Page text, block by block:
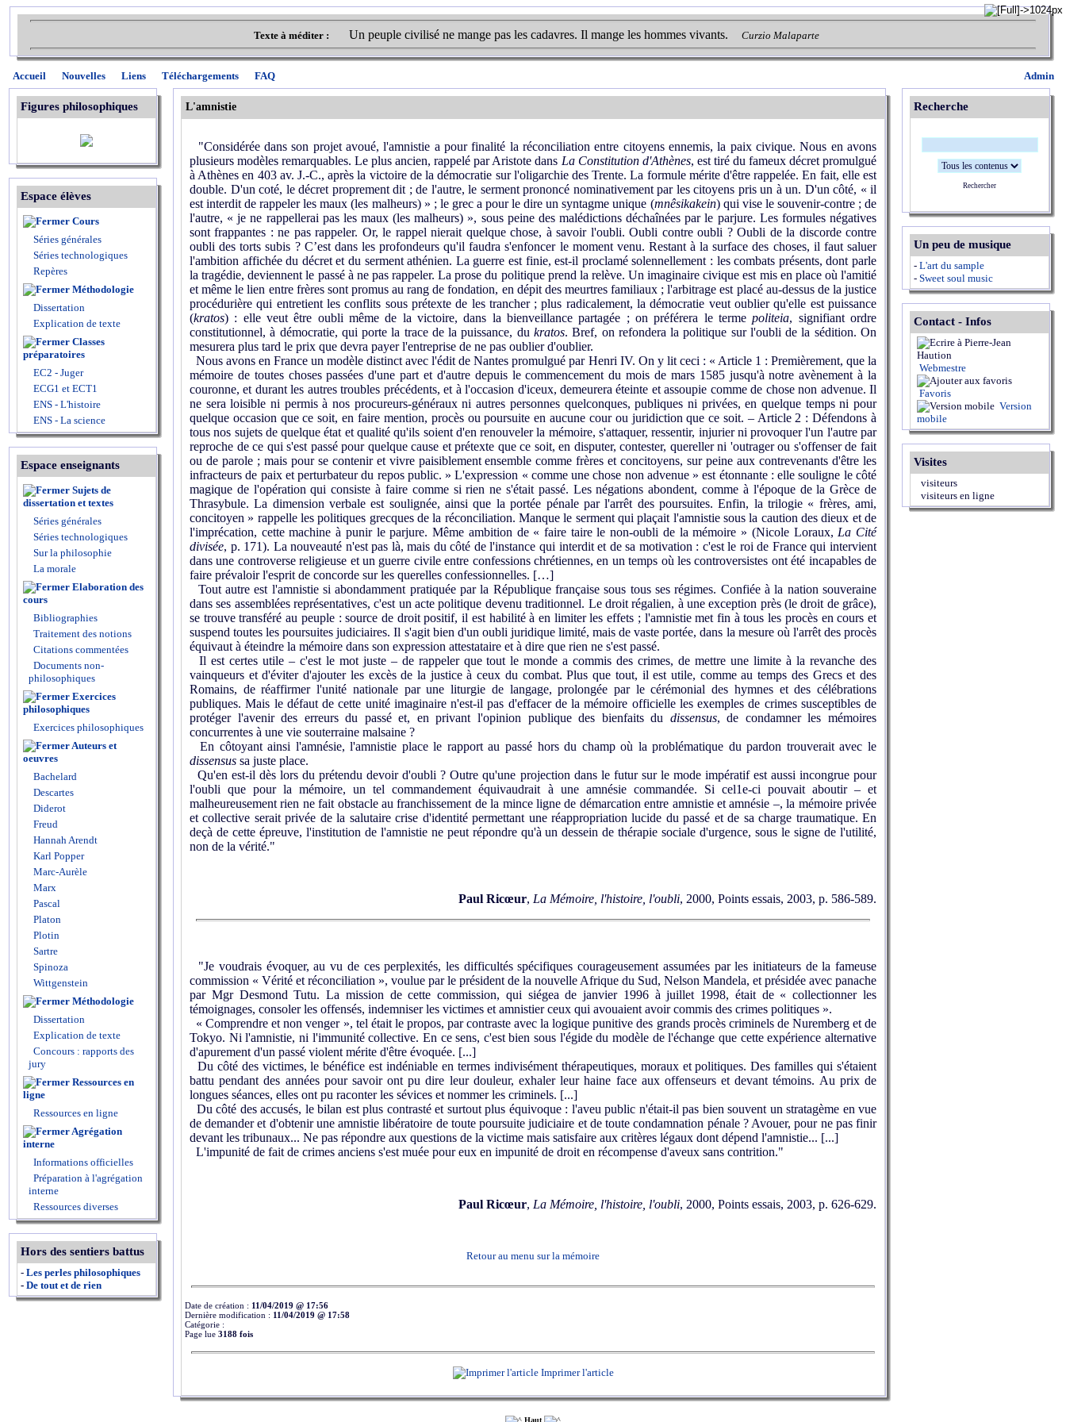
Texte à méditer : Un peuple civilisé ne mange pas les cadavres. Il mange les hommes vivants. Curzio Malaparte
Admin
Accueil Nouvelles Liens Téléchargements FAQ
Figures philosophiques
Espace élèves
Cours
Séries générales
Séries technologiques
Repères
Méthodologie
Dissertation
Explication de texte
Classes
préparatoires
EC2 - Juger
ECG1 et ECT1
ENS - L'histoire
ENS - La science
Espace enseignants
Sujets de
dissertation et textes
Séries générales
Séries technologiques
Sur la philosophie
La morale
Elaboration des
cours
Bibliographies
Traitement des notions
Citations commentées
Documents non-
philosophiques
Exercices
philosophiques
Exercices philosophiques
Auteurs et
oeuvres
Bachelard
Descartes
Diderot
Freud
Hannah Arendt
Karl Popper
Marc-Aurèle
Marx
Pascal
Platon
Plotin
Sartre
Spinoza
Wittgenstein
Méthodologie
Dissertation
Explication de texte
Concours : rapports des
jury
Ressources en
ligne
Ressources en ligne
Agrégation
interne
Informations officielles
Préparation à l'agrégation
interne
Ressources diverses
Hors des sentiers battus
- Les perles philosophiques
- De tout et de rien
L'amnistie
"Considérée dans son projet avoué, l'amnistie a pour finalité la réconciliation entre citoyens ennemis, la paix civique. Nous en avons
plusieurs modèles remarquables. Le plus ancien, rappelé par Aristote dans La Constitution d'Athènes, est tiré du fameux décret promulgué
à Athènes en 403 av. J.-C., après la victoire de la démocratie sur l'oligarchie des Trente. La formule mérite d'être rappelée. En fait, elle est
double. D'un coté, le décret proprement dit ; de l'autre, le serment prononcé nominativement par les citoyens pris un à un. D'un côté, « il
est interdit de rappeler les maux (les malheurs) » ; le grec a pour le dire un syntagme unique (mnêsikakein) qui vise le souvenir-contre ; de
l'autre, « je ne rappellerai pas les maux (les malheurs) », sous peine des malédictions déchaînées par le parjure. Les formules négatives
sont frappantes : ne pas rappeler. Or, le rappel nierait quelque chose, à savoir l'oubli. Oubli contre oubli ? Oubli de la discorde contre
oubli des torts subis ? C’est dans les profondeurs qu'il faudra s'enfoncer le moment venu. Restant à la surface des choses, il faut saluer
l'ambition affichée du décret et du serment athénien. La guerre est finie, est-il proclamé solennellement : les combats présents, dont parle
la tragédie, deviennent le passé à ne pas rappeler. La prose du politique prend la relève. Un imaginaire civique est mis en place où l'amitié
et même le lien entre frères sont promus au rang de fondation, en dépit des meurtres familiaux ; l'arbitrage est placé au-dessus de la justice
procédurière qui entretient les conflits sous prétexte de les trancher ; plus radicalement, la démocratie veut oublier qu'elle est puissance
(kratos) : elle veut être oubli même de la victoire, dans la bienveillance partagée ; on préférera le termepoliteia, signifiant ordre
constitutionnel, à démocratie, qui porte la trace de la puissance, du kratos. Bref, on refondera la politique sur l'oubli de la sédition. On
mesurera plus tard le prix que devra payer l'entreprise de ne pas oublier d'oublier.
Nous avons en France un modèle distinct avec l'édit de Nantes promulgué par Henri IV. On y lit ceci : « Article 1 : Premièrement, que la
mémoire de toutes choses passées d'une part et d'autre depuis le commencement du mois de mars 1585 jusqu'à notre avènement à la
couronne, et durant les autres troubles précédents, et à l'occasion d'iceux, demeurera éteinte et assoupie comme de chose non advenue. Il
ne sera loisible ni permis à nos procureurs-généraux ni autres personnes quelconques, publiques ni privées, en quelque temps ni pour
quelque occasion que ce soit, en faire mention, procès ou poursuite en aucune cour ou juridiction que ce soit. – Article 2 : Défendons à
tous nos sujets de quelque état et qualité qu'ils soient d'en renouveler la mémoire, s'attaquer, ressentir, injurier ni provoquer l'un l'autre par
reproche de ce qui s'est passé pour quelque cause et prétexte que ce soit, en disputer, contester, quereller ni 'outrager ou s'offenser de fait
ou de parole ; mais pour se contenir et vivre paisiblement ensemble comme frères et concitoyens, sur peine aux contrevenants d'être les
infracteurs de paix et perturbateur du repos public. » L'expression « comme une chose non advenue » est étonnante : elle souligne le côté
magique de l'opération qui consiste à faire comme si rien ne s'était passé. Les négations abondent, comme à l'époque de la Grèce de
Thrasybule. La dimension verbale est soulignée, ainsi que la portée pénale par l'arrêt des poursuites. Enfin, la trilogie « frères, ami,
concitoyen » rappelle les politiques grecques de la réconciliation. Manque le serment qui plaçait l'amnistie sous la caution des dieux et de
l'imprécation, cette machine à punir le parjure. Même ambition de « faire taire le non-oubli de la mémoire » (Nicole Loraux, La Cité
divisée, p. 171). La nouveauté n'est pas là, mais du côté de l'instance qui interdit et de sa motivation : c'est le roi de France qui intervient
dans une controverse religieuse et un guerre civile entre confessions chrétiennes, en un temps où les controversistes ont été incapables de
faire prévaloir l'esprit de concorde sur les querelles confessionnelles. […]
Tout autre est l'amnistie si abondamment pratiquée par la République française sous tous ses régimes. Confiée à la nation souveraine
dans ses assemblées représentatives, c'est un acte politique devenu traditionnel. Le droit régalien, à une exception près (le droit de grâce),
se trouve transféré au peuple : source de droit positif, il est habilité à en limiter les effets ; l'amnistie met fin à tous les procès en cours et
suspend toutes les poursuites judiciaires. Il s'agit bien d'un oubli juridique limité, mais de vaste portée, dans la mesure où l'arrêt des procès
équivaut à éteindre la mémoire dans son expression attestataire et à dire que rien ne s'est passé.
Il est certes utile – c'est le mot juste – de rappeler que tout le monde a commis des crimes, de mettre une limite à la revanche des
vainqueurs et d'éviter d'ajouter les excès de la justice à ceux du combat. Plus que tout, il est utile, comme au temps des Grecs et des
Romains, de réaffirmer l'unité nationale par une liturgie de langage, prolongée par le cérémonial des hymnes et des célébrations
publiques. Mais le défaut de cette unité imaginaire n'est-il pas d'effacer de la mémoire officielle les exemples de crimes susceptibles de
protéger l'avenir des erreurs du passé et, en privant l'opinion publique des bienfaits du dissensus, de condamner les mémoires
concurrentes à une vie souterraine malsaine ?
En côtoyant ainsi l'amnésie, l'amnistie place le rapport au passé hors du champ où la problématique du pardon trouverait avec le
dissensus sa juste place.
Qu'en est-il dès lors du prétendu devoir d'oubli ? Outre qu'une projection dans le futur sur le mode impératif est aussi incongrue pour
l'oubli que pour la mémoire, un tel commandement équivaudrait à une amnésie commandée. Si cel1e-ci pouvait aboutir – et
malheureusement rien ne fait obstacle au franchissement de la mince ligne de démarcation entre amnistie et amnésie –, la mémoire privée
et collective serait privée de la salutaire crise d'identité permettant une réappropriation lucide du passé et de sa charge traumatique. En
deçà de cette épreuve, l'institution de l'amnistie ne peut répondre qu'à un dessein de thérapie sociale d'urgence, sous le signe de l'utilité,
non de la vérité."
Paul Ricœur, La Mémoire, l'histoire, l'oubli, 2000, Points essais, 2003, p. 586-589.
"Je voudrais évoquer, au vu de ces perplexités, les difficultés spécifiques courageusement assumées par les initiateurs de la fameuse
commission « Vérité et réconciliation », voulue par le président de la nouvelle Afrique du Sud, Nelson Mandela, et présidée avec panache
par Mgr Desmond Tutu. La mission de cette commission, qui siégea de janvier 1996 à juillet 1998, était de « collectionner les
témoignages, consoler les offensés, indemniser les victimes et amnistier ceux qui avouaient avoir commis des crimes politiques ».
« Comprendre et non venger », tel était le propos, par contraste avec la logique punitive des grands procès criminels de Nuremberg et de
Tokyo. Ni l'amnistie, ni l'immunité collective. En ce sens, c'est bien sous l'égide du modèle de l'échange que cette expérience alternative
d'apurement d'un passé violent mérite d'être évoquée. [...]
Du côté des victimes, le bénéfice est indéniable en termes indivisément thérapeutiques, moraux et politiques. Des familles qui s'étaient
battu pendant des années pour savoir ont pu dire leur douleur, exhaler leur haine face aux offenseurs et devant témoins. Au prix de
longues séances, elles ont pu raconter les sévices et nommer les criminels. [...]
Du côté des accusés, le bilan est plus contrasté et surtout plus équivoque : l'aveu public n'était-il pas bien souvent un stratagème en vue
de demander et d'obtenir une amnistie libératoire de toute poursuite judiciaire et de toute condamnation pénale ? Avouer, pour ne pas finir
devant les tribunaux... Ne pas répondre aux questions de la victime mais satisfaire aux critères légaux dont dépend l'amnistie... [...]
L'impunité de fait de crimes anciens s'est muée pour eux en impunité de droit en récompense d'aveux sans contrition."
Paul Ricœur, La Mémoire, l'histoire, l'oubli, 2000, Points essais, 2003, p. 626-629.
Retour au menu sur la mémoire
Date de création : 11/04/2019 @ 17:56
Dernière modification : 11/04/2019 @ 17:58
Catégorie :
Page lue 3188 fois
Imprimer l'article
Recherche
Rechercher
Un peu de musique
- L'art du sample
- Sweet soul music
Contact - Infos
Webmestre
Favoris
Version
mobile
Visites
visiteurs
visiteurs en ligne
Haut